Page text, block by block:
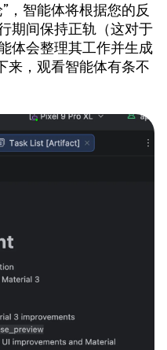
，智能体将根据您的反
期间保持正轨（这对于
体会整理其工作并生成
来，观看智能体有条不